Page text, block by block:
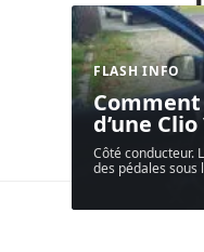
FLASH INFO
d’une Clio
Côté conducteur.
des pédales sous